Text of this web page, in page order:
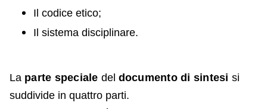
Il codice etico;
Il sistema disciplinare.
La parte speciale del documento di sintesi si
suddivide in quattro parti.